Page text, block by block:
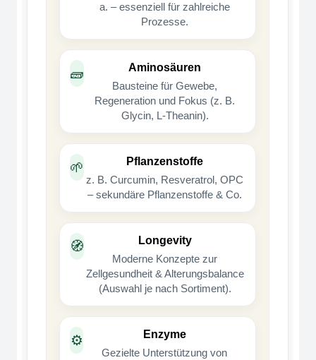
a. – essenziell für zahlreiche
Prozesse.
🧱
Aminosäuren
Bausteine für Gewebe,
Regeneration und Fokus (z. B.
Glycin, L-Theanin).
🌱
Pflanzenstoffe
z. B. Curcumin, Resveratrol, OPC
– sekundäre Pflanzenstoffe & Co.
🧭
Longevity
Moderne Konzepte zur
Zellgesundheit & Alterungsbalance
(Auswahl je nach Sortiment).
⚙️
Enzyme
Gezielte Unterstützung von